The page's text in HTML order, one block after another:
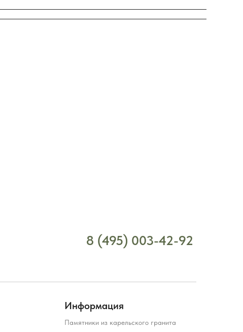
8 (495) 003-42-92
Информация
Памятники из карельского гранита